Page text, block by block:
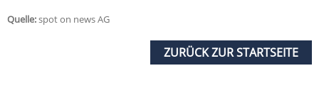
Quelle:spot on news AG
ZURÜCK ZUR STARTSEITE